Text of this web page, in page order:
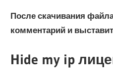
После скачивания
комментарий и
Hide my ip